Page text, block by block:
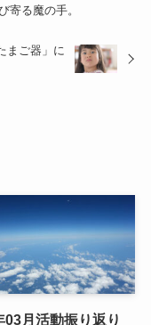
寄る魔の手。
まご器」に
03月活動振り返り